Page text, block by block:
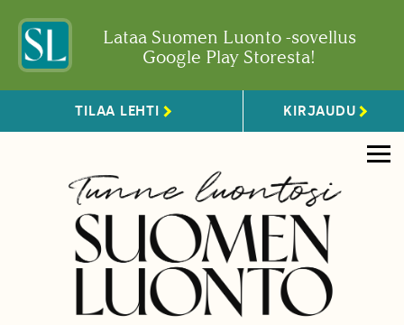
Lataa Suomen Luonto -sovellus
Google Play Storesta!
TILAA LEHTI KIRJAUDU